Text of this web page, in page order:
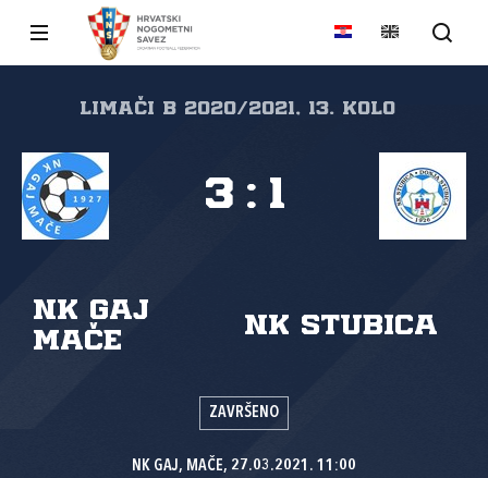
LIMAČI B 2020/2021, 13. kolo
NK Gaj
Mače
NK Stubica
3 : 1
ZAVRŠENO
NK GAJ, MAČE, 27.03.2021. 11:00